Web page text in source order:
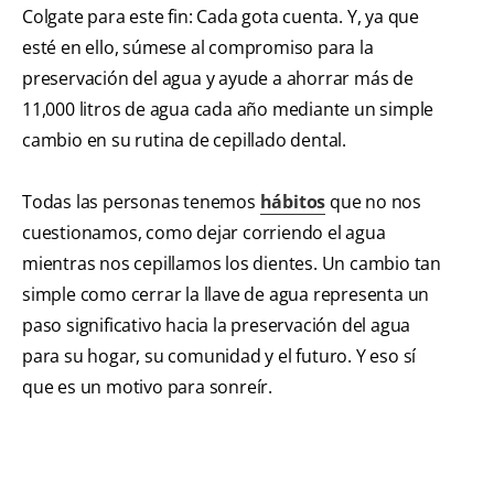
Colgate para este fin: Cada gota cuenta. Y, ya que
esté en ello, súmese al compromiso para la
preservación del agua y ayude a ahorrar más de
11,000 litros de agua cada año mediante un simple
cambio en su rutina de cepillado dental.
Todas las personas tenemos hábitos que no nos
cuestionamos, como dejar corriendo el agua
mientras nos cepillamos los dientes. Un cambio tan
simple como cerrar la llave de agua representa un
paso significativo hacia la preservación del agua
para su hogar, su comunidad y el futuro. Y eso sí
que es un motivo para sonreír.